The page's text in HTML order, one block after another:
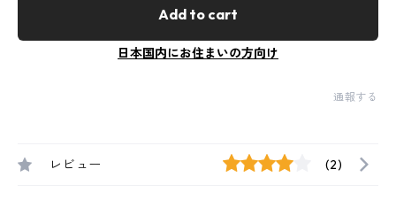
Add to cart
日本国内にお住まいの方向け
通報する
レビュー (2)